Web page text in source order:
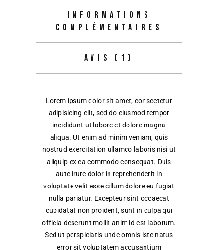
INFORMATIONS
COMPLÉMENTAIRES
AVIS (1)
Lorem ipsum dolor sit amet, consectetur
adipisicing elit, sed do eiusmod tempor
incididunt ut labore et dolore magna
aliqua. Ut enim ad minim veniam, quis
nostrud exercitation ullamco laboris nisi ut
aliquip ex ea commodo consequat. Duis
aute irure dolor in reprehenderit in
voluptate velit esse cillum dolore eu fugiat
nulla pariatur. Excepteur sint occaecat
cupidatat non proident, sunt in culpa qui
officia deserunt mollit anim id est laborum.
Sed ut perspiciatis unde omnis iste natus
error sit voluptatem accusantium